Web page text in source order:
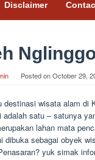
Disclaimer
Posted onOctober 29,
destinasi wisata alam di
satu – satunya
lahan mata
dibuka sebagai obyek
yuk simak